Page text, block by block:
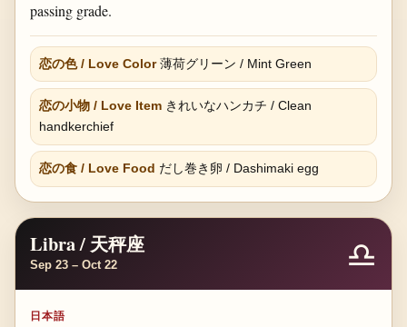
passing grade.
恋の色 / Love Color薄荷グリーン / Mint Green
恋の小物 / Love Itemきれいなハンカチ / Clean
handkerchief
恋の食 / Love Food だし巻き卵 / Dashimaki egg
Libra / 天秤座
Sep 23 – Oct 22 ♎
日本語